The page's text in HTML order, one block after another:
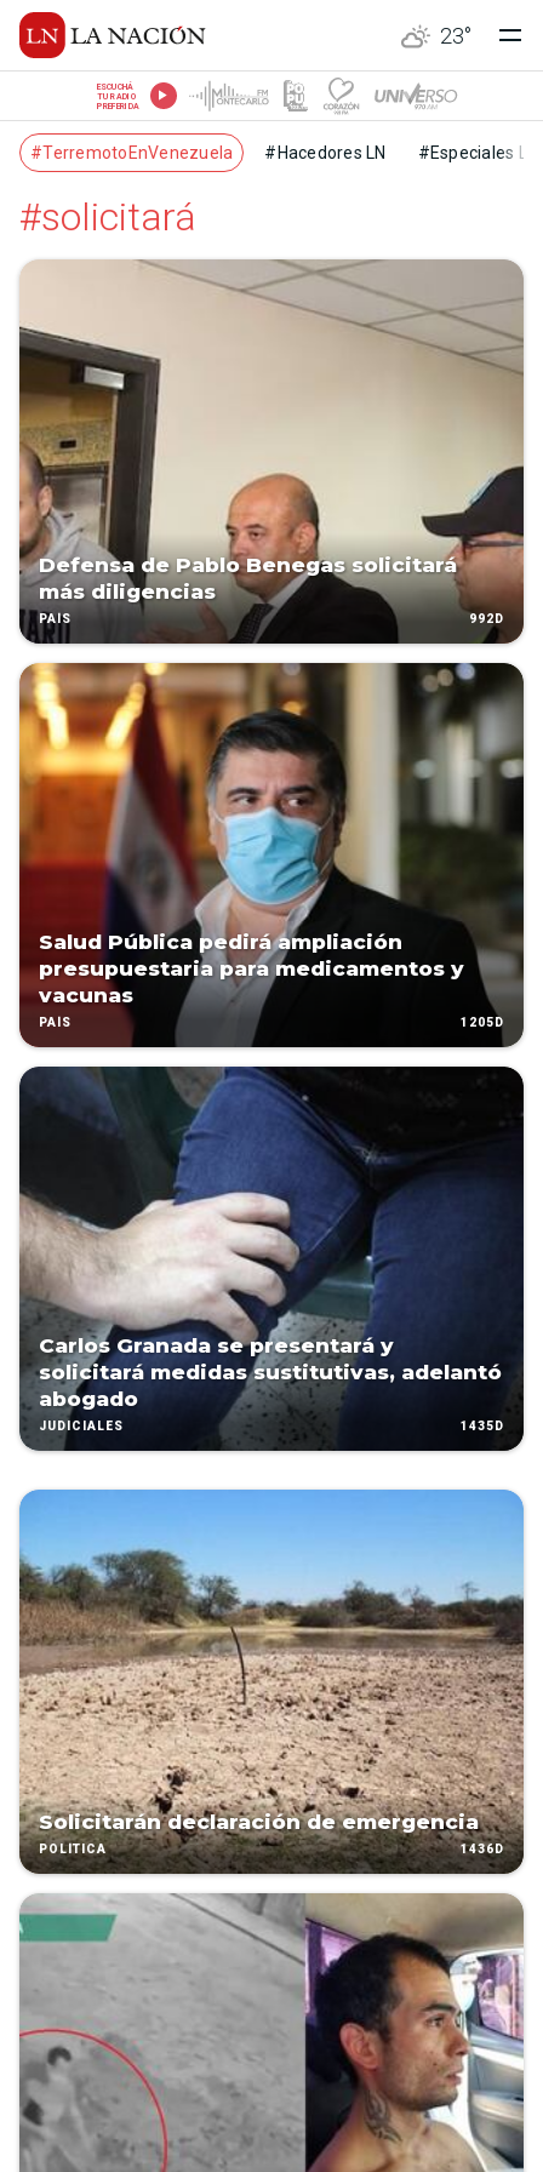
23°
ESCUCHÁ
TU RADIO
PREFERIDA
#TerremotoEnVenezuela #Hacedores LN #Especiales LN
#solicitará
Defensa de Pablo Benegas solicitará
más diligencias
PAÍS 992D
Salud Pública pedirá ampliación
presupuestaria para medicamentos y
vacunas
PAÍS 1205D
Carlos Granada se presentará y
solicitará medidas sustitutivas, adelantó
abogado
JUDICIALES 1435D
Solicitarán declaración de emergencia
POLÍTICA 1436D